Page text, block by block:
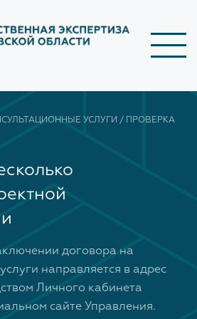
проектной
инженерных
руководством ГАУ
17-00 по предварительной
осуществляется в
экспертиза
экспертиза
выданных заключений
УСЛУГИ /
ПРОВЕРКА
договора на
направляется в адрес
Личного кабинета
сайте Управления.